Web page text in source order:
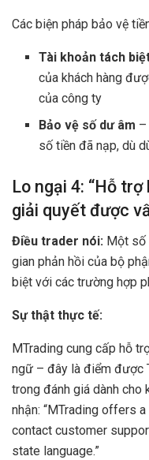
Các biện pháp bảo vệ
Tài khoản tách
của khách hàng
của công ty
Bảo vệ số dư âm –
số tiền đã nạp, dù
Lo ngại 4: “Hỗ
giải quyết được
Điều trader nói: Một số
gian phản hồi của bộ
biệt với các trường hợp
Sự thật thực tế:
MTrading cung cấp hỗ
ngữ – đây là điểm được
trong đánh giá dành cho
nhận: “MTrading offers
contact customer
state language.”